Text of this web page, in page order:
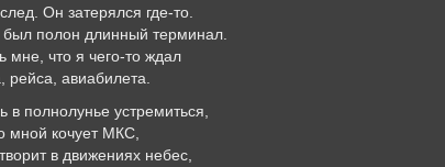
Он затерялся где-то.
полон длинный терминал.
мне, что я чего-то ждал
рейса, авиабилета.
в полнолунье устремиться,
мной кочует МКС,
в движениях небес,